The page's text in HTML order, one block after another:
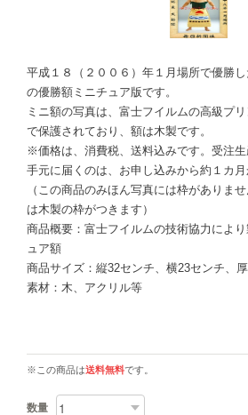
平成１８（２００６）年１月場所で優勝
の優勝額ミニチュア版です。
ミニ額の写真は、富士フイルムの高級プ
で保護されており、額は木製です。
※価格は、消費税、送料込みです。受注
手元に届くのは、お申し込みから約１カ月
（この商品のみほん写真には枠がありま
は木製の枠がつきます）
商品概要：富士フイルムの技術協力によ
ュア額
商品サイズ：縦32センチ、横23センチ、
素材：木、アクリル等
※この商品は送料無料です。
数量